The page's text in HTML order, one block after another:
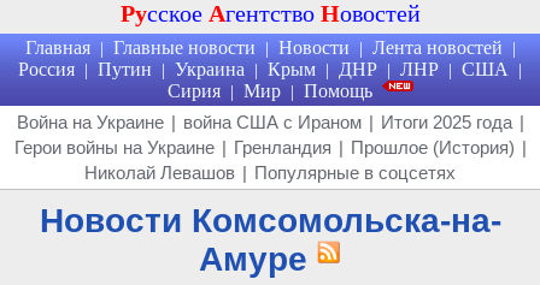
Русское Агентство Новостей
Главная | Главные новости | Новости | Лента новостей |
Россия | Путин | Украина | Крым | ДНР | ЛНР | США |
Сирия | Мир | Помощь
Война на Украине | война США с Ираном | Итоги 2025 года |
Герои войны на Украине | Гренландия | Прошлое (История) |
Николай Левашов | Популярные в соцсетях
Новости Комсомольска-на-
Амуре